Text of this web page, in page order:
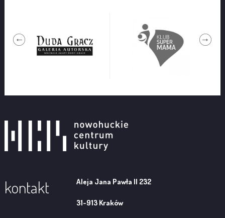
kontakt Aleja Jana Pawła II 232
31-913 Kraków